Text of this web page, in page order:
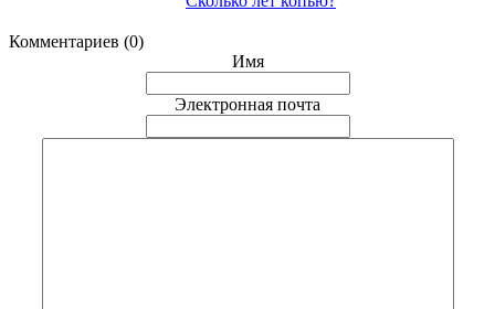
Комментариев (0)
Имя
Электронная почта